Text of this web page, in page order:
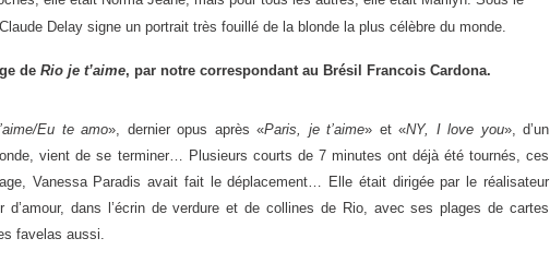
Delay signe un portrait très fouillé de la blonde la plus célèbre du monde.
de Rio je t’aime, par notre correspondant au Brésil Francois Cardona.
Eu te amo», dernier opus après «Paris, je t’aime» et «NY, I love you», d’un
vient de se terminer… Plusieurs courts de 7 minutes ont déjà été tournés, ces
Vanessa Paradis avait fait le déplacement… Elle était dirigée par le réalisateur
d’amour, dans l’écrin de verdure et de collines de Rio, avec ses plages de cartes
favelas aussi.